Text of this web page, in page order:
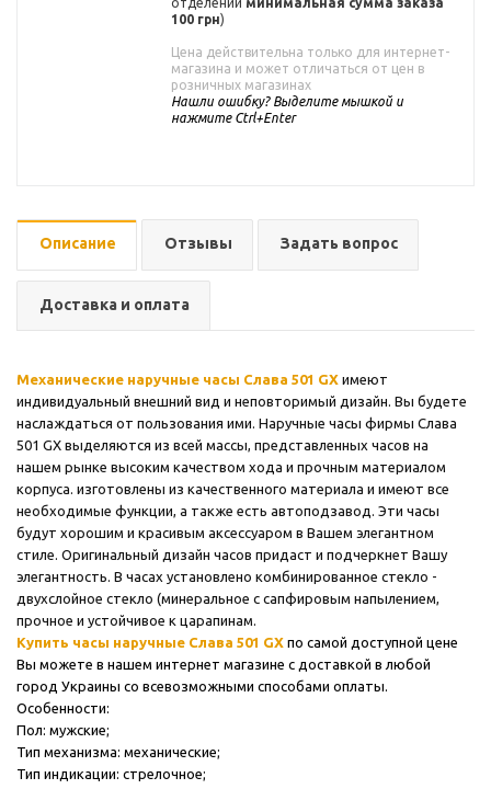
100 грн)
Цена действительна только для интернет-
магазина и может отличаться от цен в
розничных магазинах
Нашли ошибку? Выделите мышкой и
нажмите Ctrl+Enter
Описание Отзывы Задать вопрос
Доставка и оплата
Механические наручные часы Слава 501 GX имеют
индивидуальный внешний вид и неповторимый дизайн. Вы будете
наслаждаться от пользования ими. Наручные часы фирмы Слава
501 GX выделяются из всей массы, представленных часов на
нашем рынке высоким качеством хода и прочным материалом
корпуса. изготовлены из качественного материала и имеют все
необходимые функции, а также есть автоподзавод. Эти часы
будут хорошим и красивым аксессуаром в Вашем элегантном
стиле. Оригинальный дизайн часов придаст и подчеркнет Вашу
элегантность. В часах установлено комбинированное стекло -
двухслойное стекло (минеральное с сапфировым напылением,
прочное и устойчивое к царапинам.
Купить часы наручные Слава 501 GX по самой доступной цене
Вы можете в нашем интернет магазине с доставкой в любой
город Украины со всевозможными способами оплаты.
Особенности:
Пол: мужские;
Тип механизма: механические;
Тип индикации: стрелочное;